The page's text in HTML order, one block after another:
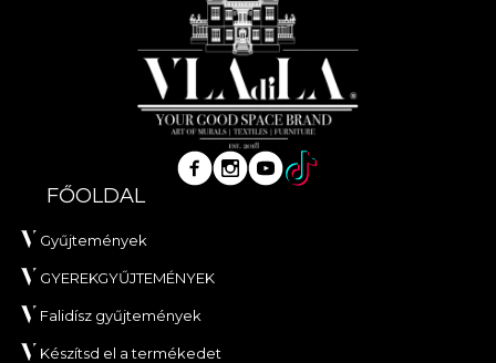
FŐOLDAL
Gyűjtemények
GYEREKGYŰJTEMÉNYEK
Falidísz gyűjtemények
Készítsd el a termékedet